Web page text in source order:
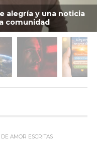
alegría y una noticia
comunidad
AMOR ESCRITAS